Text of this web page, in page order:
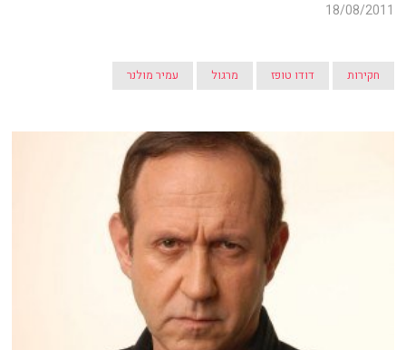
18/08/2011
חקירות דודו טופז מרגול עמיר מולנר